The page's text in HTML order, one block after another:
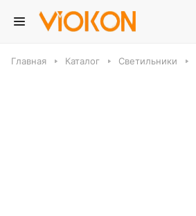
Главная Каталог Светильники